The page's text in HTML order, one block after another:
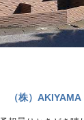
（株）AKIYAMA